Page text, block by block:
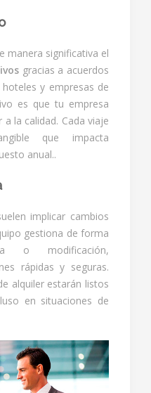
manera significativa el
gracias a acuerdos
y empresas de
es que tu empresa
la calidad. Cada viaje
que impacta
anual..
implicar cambios
gestiona de forma
o modificación,
rápidas y seguras.
alquiler estarán listos
en situaciones de